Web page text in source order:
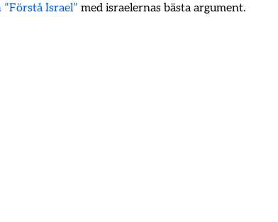
Israel” med israelernas bästa argument.